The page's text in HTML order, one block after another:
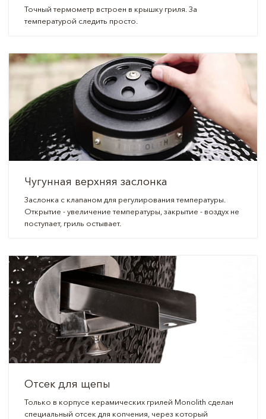
Точный термометр встроен в крышку гриля. За
температурой следить просто.
Чугунная верхняя заслонка
Заслонка с клапаном для регулирования температуры.
Открытие - увеличение температуры, закрытие - воздух не
поступает, гриль остывает.
Отсек для щепы
Только в корпусе керамических грилей Monolith сделан
специальный отсек для копчения, через который